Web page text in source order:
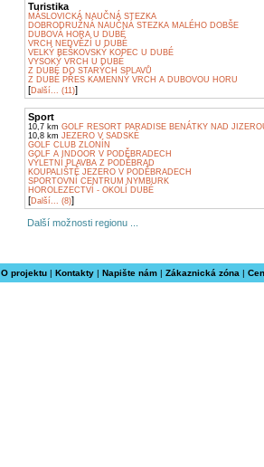
Turistika
MÁSLOVICKÁ NAUČNÁ STEZKA
DOBRODRUŽNÁ NAUČNÁ STEZKA MALÉHO DOBŠE
DUBOVÁ HORA U DUBÉ
VRCH NEDVĚZÍ U DUBÉ
VELKÝ BEŠKOVSKÝ KOPEC U DUBÉ
VYSOKÝ VRCH U DUBÉ
Z DUBÉ DO STARÝCH SPLAVŮ
Z DUBÉ PŘES KAMENNÝ VRCH A DUBOVOU HORU
[Další... (11)]
Sport
10,7 km GOLF RESORT PARADISE BENÁTKY NAD
10,8 km JEZERO V SADSKÉ
GOLF CLUB ZLONÍN
GOLF A INDOOR V PODĚBRADECH
VÝLETNÍ PLAVBA Z PODĚBRAD
KOUPALIŠTĚ JEZERO V PODĚBRADECH
SPORTOVNÍ CENTRUM NYMBURK
HOROLEZECTVÍ - OKOLÍ DUBÉ
[Další... (8)]
Další možnosti regionu ...
O projektu| Kontakty| Napište nám| Zákaznická zóna |